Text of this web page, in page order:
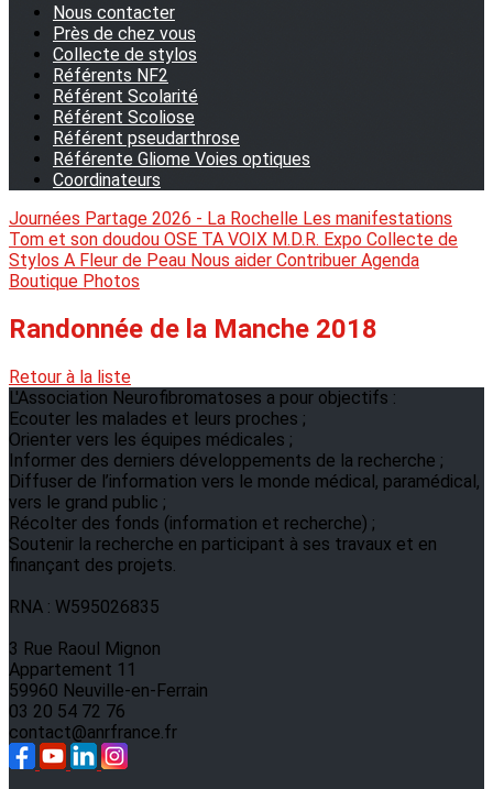
Nous contacter
Près de chez vous
Collecte de stylos
Référents NF2
Référent Scolarité
Référent Scoliose
Référent pseudarthrose
Référente Gliome Voies optiques
Coordinateurs
Journées Partage 2026 - La Rochelle Les manifestations
Tom et son doudou OSE TA VOIX M.D.R. Expo Collecte de
Stylos A Fleur de Peau Nous aider Contribuer Agenda
Boutique Photos
Randonnée de la Manche 2018
Retour à la liste
L'Association Neurofibromatoses a pour objectifs :
Ecouter les malades et leurs proches ;
Orienter vers les équipes médicales ;
Informer des derniers développements de la recherche ;
Diffuser de l’information vers le monde médical, paramédical,
vers le grand public ;
Récolter des fonds (information et recherche) ;
Soutenir la recherche en participant à ses travaux et en
finançant des projets.
RNA : W595026835
3 Rue Raoul Mignon
Appartement 11
59960 Neuville-en-Ferrain
03 20 54 72 76
contact@anrfrance.fr